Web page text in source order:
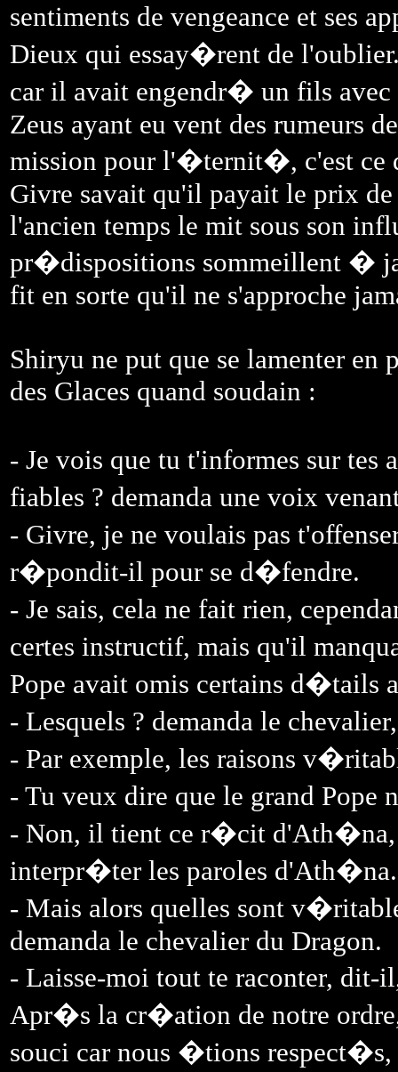
sentiments de vengeance et ses
Dieux qui essay�rent de
car il avait engendr� un fils
Zeus ayant eu vent des rumeurs
mission pour l'�ternit�, c'est ce
Givre savait qu'il payait le prix
l'ancien temps le mit sous son
pr�dispositions sommeillent �
fit en sorte qu'il ne s'approche
Shiryu ne put que se lamenter en
des Glaces quand soudain :
- Je vois que tu t'informes sur
fiables ? demanda une voix
- Givre, je ne voulais pas
r�pondit-il pour se d�fendre.
- Je sais, cela ne fait rien,
certes instructif, mais qu'il
Pope avait omis certains d�tails
- Lesquels ? demanda le
- Par exemple, les raisons
- Tu veux dire que le grand
- Non, il tient ce r�cit
interpr�ter les paroles d'Ath�na.
- Mais alors quelles sont
demanda le chevalier du Dragon.
- Laisse-moi tout te raconter,
Apr�s la cr�ation de notre ordre,
souci car nous �tions